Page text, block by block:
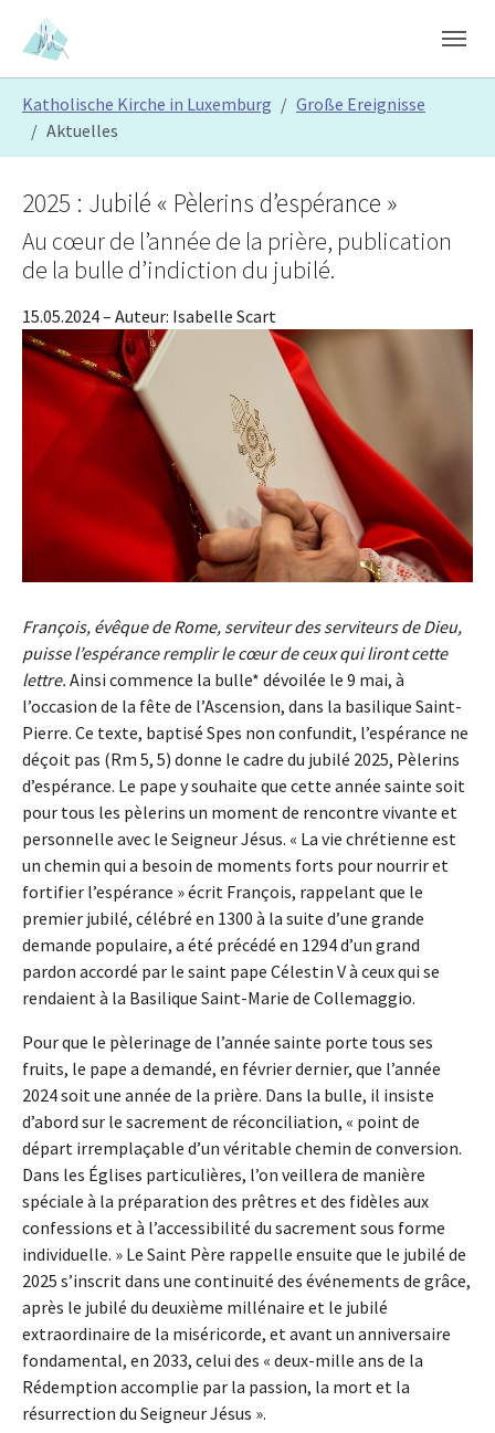
Skip to main content
Skip to page footer
Katholische Kirche in Luxemburg
Große Ereignisse
Aktuelles
2025 : Jubilé « Pèlerins d’espérance »
Au cœur de l’année de la prière, publication
de la bulle d’indiction du jubilé.
15.05.2024– Auteur: Isabelle Scart
François, évêque de Rome, serviteur des serviteurs de Dieu,
puisse l’espérance remplir le cœur de ceux qui liront cette
lettre. Ainsi commence la bulle* dévoilée le 9 mai, à
l’occasion de la fête de l’Ascension, dans la basilique Saint-
Pierre. Ce texte, baptisé Spes non confundit, l’espérance ne
déçoit pas (Rm 5, 5) donne le cadre du jubilé 2025, Pèlerins
d’espérance. Le pape y souhaite que cette année sainte soit
pour tous les pèlerins un moment de rencontre vivante et
personnelle avec le Seigneur Jésus. « La vie chrétienne est
un chemin qui a besoin de moments forts pour nourrir et
fortifier l’espérance » écrit François, rappelant que le
premier jubilé, célébré en 1300 à la suite d’une grande
demande populaire, a été précédé en 1294 d’un grand
pardon accordé par le saint pape Célestin V à ceux qui se
rendaient à la Basilique Saint-Marie de Collemaggio.
Pour que le pèlerinage de l’année sainte porte tous ses
fruits, le pape a demandé, en février dernier, que l’année
2024 soit une année de la prière. Dans la bulle, il insiste
d’abord sur le sacrement de réconciliation, « point de
départ irremplaçable d’un véritable chemin de conversion.
Dans les Églises particulières, l’on veillera de manière
spéciale à la préparation des prêtres et des fidèles aux
confessions et à l’accessibilité du sacrement sous forme
individuelle. » Le Saint Père rappelle ensuite que le jubilé de
2025 s’inscrit dans une continuité des événements de grâce,
après le jubilé du deuxième millénaire et le jubilé
extraordinaire de la miséricorde, et avant un anniversaire
fondamental, en 2033, celui des « deux-mille ans de la
Rédemption accomplie par la passion, la mort et la
résurrection du Seigneur Jésus ».